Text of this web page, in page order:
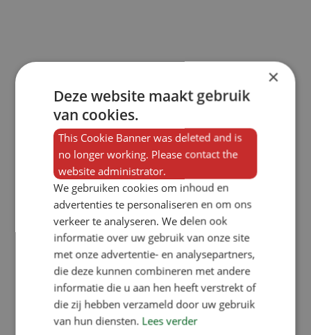
×
Deze website maakt gebruik
van cookies.
This Cookie Banner was deleted and is
no longer working. Please contact the
website administrator.
We gebruiken cookies om inhoud en
advertenties te personaliseren en om ons
verkeer te analyseren. We delen ook
informatie over uw gebruik van onze site
met onze advertentie- en analysepartners,
die deze kunnen combineren met andere
informatie die u aan hen heeft verstrekt of
die zij hebben verzameld door uw gebruik
van hun diensten. Lees verder